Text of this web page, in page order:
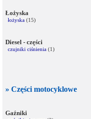
Łożyska
łożyska (15)
Diesel - części
czujniki ciśnienia (1)
» Części motocyklowe
Gaźniki